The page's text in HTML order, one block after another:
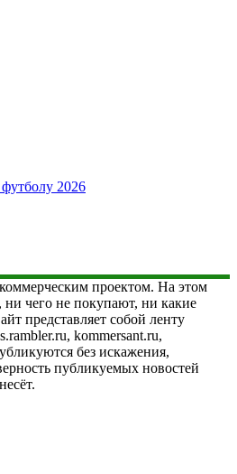
2026
проектом. На этом
ни чего не покупают, ни какие
представляет собой ленту
kommersant.ru,
без искажения,
публикуемых новостей